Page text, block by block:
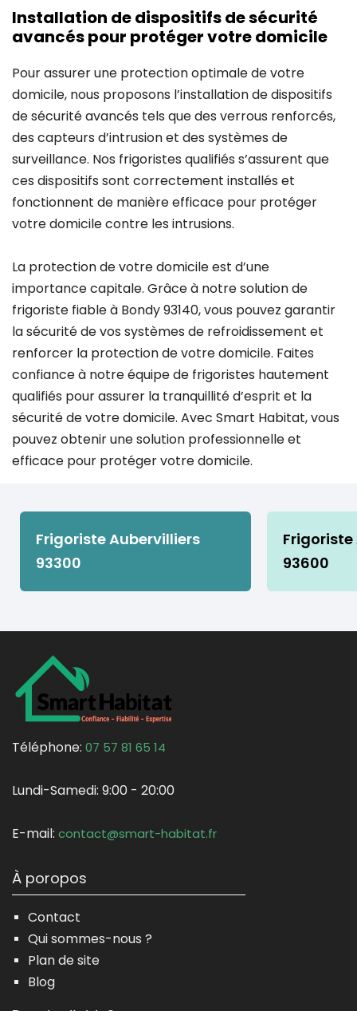
Installation de dispositifs de sécurité
avancés pour protéger votre domicile
Pour assurer une protection optimale de votre
domicile, nous proposons l’installation de dispositifs
de sécurité avancés tels que des verrous renforcés,
des capteurs d’intrusion et des systèmes de
surveillance. Nos frigoristes qualifiés s’assurent que
ces dispositifs sont correctement installés et
fonctionnent de manière efficace pour protéger
votre domicile contre les intrusions.
La protection de votre domicile est d’une
importance capitale. Grâce à notre solution de
frigoriste fiable à Bondy 93140, vous pouvez garantir
la sécurité de vos systèmes de refroidissement et
renforcer la protection de votre domicile. Faites
confiance à notre équipe de frigoristes hautement
qualifiés pour assurer la tranquillité d’esprit et la
sécurité de votre domicile. Avec Smart Habitat, vous
pouvez obtenir une solution professionnelle et
efficace pour protéger votre domicile.
Frigoriste Aubervilliers
93300
Frigoriste
93600
Téléphone: 07 57 81 65 14
Lundi-Samedi: 9:00 - 20:00
E-mail: contact@smart-habitat.fr
À poropos
Contact
Qui sommes-nous ?
Plan de site
Blog